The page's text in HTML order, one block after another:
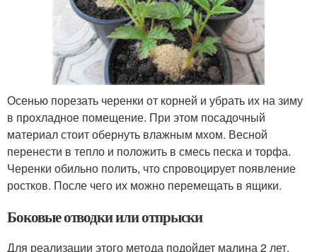
Осенью порезать черенки от корней и убрать их на зиму
в прохладное помещение. При этом посадочный
материал стоит обернуть влажным мхом. Весной
перенести в тепло и положить в смесь песка и торфа.
Черенки обильно полить, что спровоцирует появление
ростков. После чего их можно перемещать в ящики.
Боковые отводки или отпрыски
Для реализации этого метода подойдет малина 2 лет.